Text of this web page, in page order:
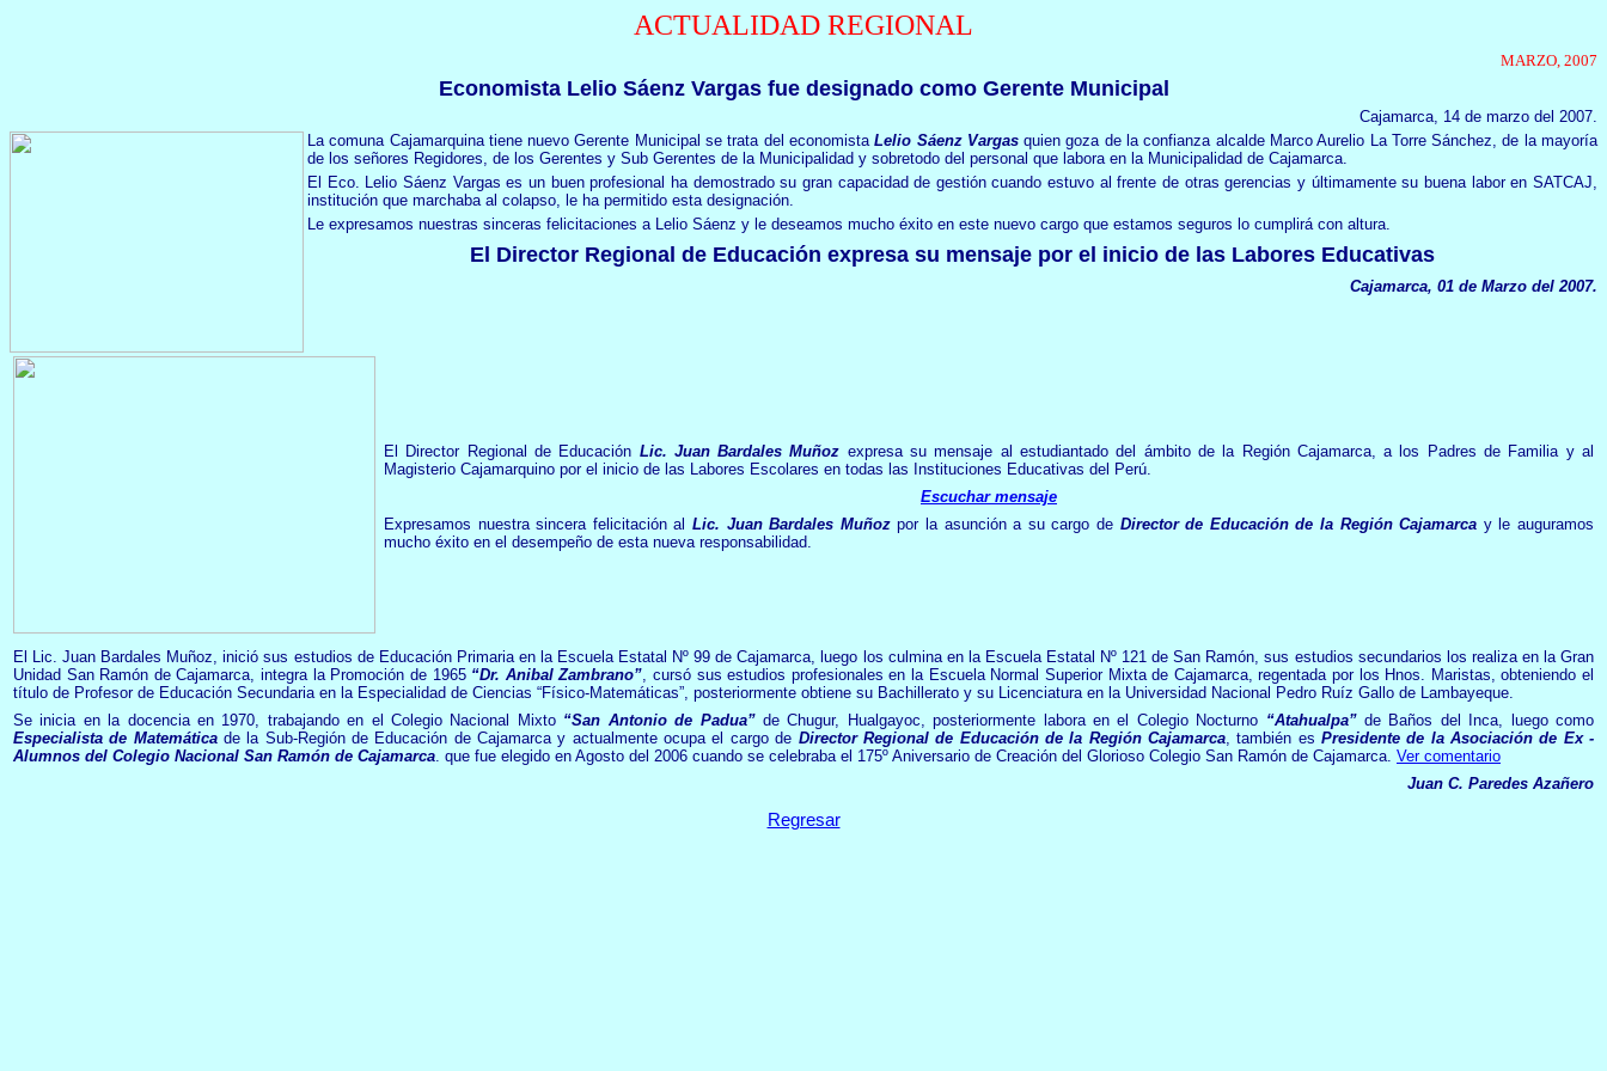
ACTUALIDAD REGIONAL
MARZO, 2007
Economista Lelio Sáenz Vargas fue designado como Gerente Municipal
Cajamarca, 14 de marzo del 2007.
La comuna Cajamarquina tiene nuevo Gerente Municipal se trata del economistaLelio Sáenz Vargasquien goza de la confianza alcalde Marco Aurelio La Torre Sánchez, de la mayoría
de los señores Regidores, de los Gerentes y Sub Gerentes de la Municipalidad y sobretodo del personal que labora en la Municipalidad de Cajamarca.
El Eco. Lelio Sáenz Vargas es un buen profesional ha demostrado su gran capacidad de gestión cuando estuvo al frente de otras gerencias y últimamente su buena labor en SATCAJ,
institución que marchaba al colapso, le ha permitido esta designación.
Le expresamos nuestras sinceras felicitaciones a Lelio Sáenz y le deseamos mucho éxito en este nuevo cargo que estamos seguros lo cumplirá con altura.
El Director Regional de Educación expresa su mensaje por el inicio de las Labores Educativas
Cajamarca, 01 de Marzo del 2007.
El Director Regional de Educación Lic. Juan Bardales Muñoz expresa su mensaje al estudiantado del ámbito de la Región Cajamarca, a los Padres de Familia y al
Magisterio Cajamarquino por el inicio de las Labores Escolares en todas las Instituciones Educativas del Perú.
Escuchar mensaje
Expresamos nuestra sincera felicitación al Lic. Juan Bardales Muñozpor la asunción a su cargo de Director de Educación de la Región Cajamarca y le auguramos
mucho éxito en el desempeño de esta nueva responsabilidad.
El Lic. Juan Bardales Muñoz, inició sus estudios de Educación Primaria en la Escuela Estatal Nº 99 de Cajamarca, luego los culmina en la Escuela Estatal Nº 121 de San Ramón, sus estudios secundarios los realiza en la Gran
Unidad San Ramón de Cajamarca, integra la Promoción de 1965 “Dr. Anibal Zambrano”, cursó sus estudios profesionales en la Escuela Normal Superior Mixta de Cajamarca, regentada por los Hnos. Maristas, obteniendo el
título de Profesor de Educación Secundaria en la Especialidad de Ciencias “Físico-Matemáticas”, posteriormente obtiene su Bachillerato y su Licenciatura en la Universidad Nacional Pedro Ruíz Gallo de Lambayeque.
Se inicia en la docencia en 1970, trabajando en el Colegio Nacional Mixto “San Antonio de Padua”de Chugur, Hualgayoc, posteriormente labora en el Colegio Nocturno “Atahualpa”de Baños del Inca, luego como
Especialista de Matemáticade la Sub-Región de Educación de Cajamarca y actualmente ocupa el cargo de Director Regional de Educación de la Región Cajamarca, también es Presidente de la Asociación de Ex -
Alumnos del Colegio Nacional San Ramón de Cajamarca. que fue elegido en Agosto del 2006 cuando se celebraba el 175º Aniversario de Creación del Glorioso Colegio San Ramón de Cajamarca. Ver comentario
Juan C. Paredes Azañero
Regresar